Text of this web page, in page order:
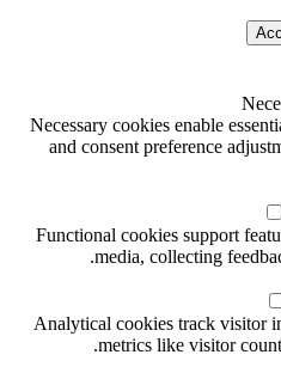
Necessary cookies enable
and consent preference
Functional cookies support
media, collecting
Analytical cookies track visitor
metrics like visitor